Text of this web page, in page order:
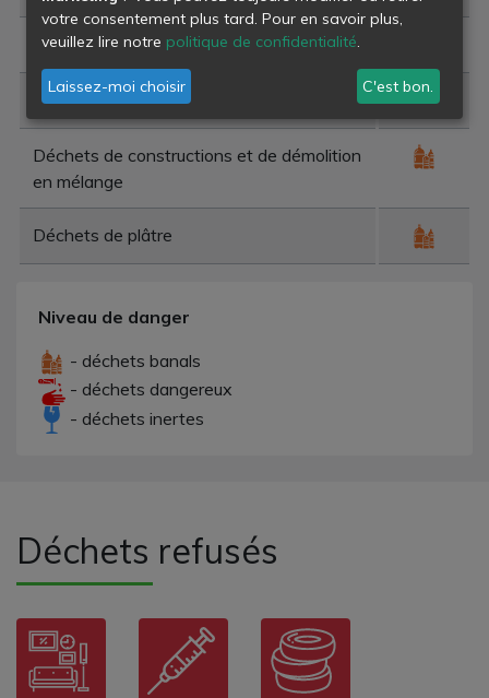
Déchets de construction et de démolition
Déchets de béton
Déchets de constructions et de démolition
en mélange
Déchets de plâtre
Niveau de danger
- déchets banals
- déchets dangereux
- déchets inertes
Déchets refusés
votre consentement plus tard. Pour en savoir plus,
veuillez lire notre politique de confidentialité.
Laissez-moi choisir C'est bon.